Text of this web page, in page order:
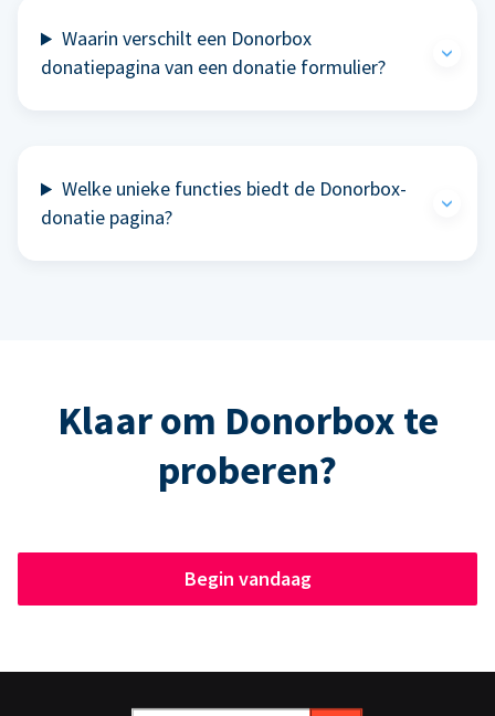
Waarin verschilt een Donorbox
donatiepagina van een donatie formulier?
Welke unieke functies biedt de Donorbox-
donatie pagina?
Klaar om Donorbox te
proberen?
Begin vandaag